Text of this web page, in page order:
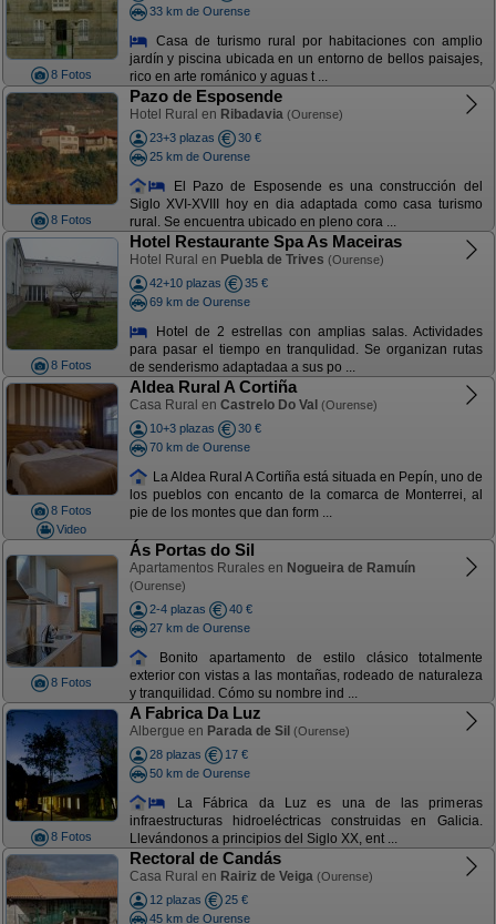
8 Fotos
33 km de Ourense
Casa de turismo rural por habitaciones con amplio
jardín y piscina ubicada en un entorno de bellos paisajes,
rico en arte románico y aguas t ...
8 Fotos
Pazo de Esposende
Hotel Rural en Ribadavia (Ourense)
23+3 plazas
30 €
25 km de Ourense
El Pazo de Esposende es una construcción del
Siglo XVI-XVIII hoy en dia adaptada como casa turismo
rural. Se encuentra ubicado en pleno cora ...
8 Fotos
Hotel Restaurante Spa As Maceiras
Hotel Rural en Puebla de Trives (Ourense)
42+10 plazas
35 €
69 km de Ourense
Hotel de 2 estrellas con amplias salas. Actividades
para pasar el tiempo en tranqulidad. Se organizan rutas
de senderismo adaptadaa a sus po ...
8 Fotos
Video
Aldea Rural A Cortiña
Casa Rural en Castrelo Do Val (Ourense)
10+3 plazas
30 €
70 km de Ourense
La Aldea Rural A Cortiña está situada en Pepín, uno de
los pueblos con encanto de la comarca de Monterrei, al
pie de los montes que dan form ...
8 Fotos
Ás Portas do Sil
Apartamentos Rurales en Nogueira de Ramuín
(Ourense)
2-4 plazas
40 €
27 km de Ourense
Bonito apartamento de estilo clásico totalmente
exterior con vistas a las montañas, rodeado de naturaleza
y tranquilidad. Cómo su nombre ind ...
8 Fotos
A Fabrica Da Luz
Albergue en Parada de Sil (Ourense)
28 plazas
17 €
50 km de Ourense
La Fábrica da Luz es una de las primeras
infraestructuras hidroeléctricas construidas en Galicia.
Llevándonos a principios del Siglo XX, ent ...
Rectoral de Candás
Casa Rural en Rairiz de Veiga (Ourense)
12 plazas
25 €
45 km de Ourense